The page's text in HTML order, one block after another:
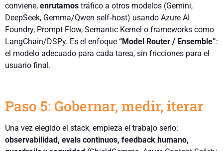
conviene, enrutamos tráfico a otros modelos (Gemini,
DeepSeek, Gemma/Qwen self‑host) usando Azure AI
Foundry, Prompt Flow, Semantic Kernel o frameworks como
LangChain/DSPy. Es el enfoque “Model Router / Ensemble”:
el modelo adecuado para cada tarea, sin fricciones para el
usuario final.
Paso 5: Gobernar, medir, iterar
Una vez elegido el stack, empieza el trabajo serio:
observabilidad, evals continuos, feedback humano,